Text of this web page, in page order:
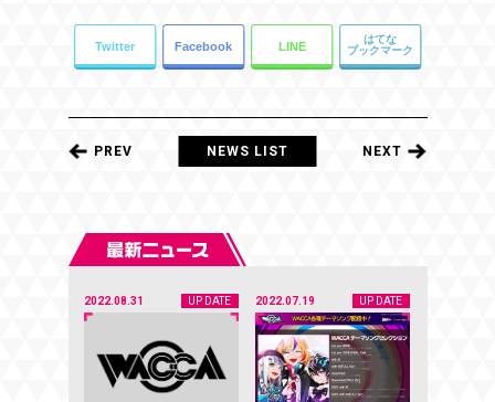
PREV NEWS LIST NEXT
2022.08.31 UP DATE 2022.07.19 UP DATE